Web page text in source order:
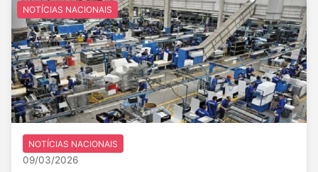
NOTÍCIAS NACIONAIS
NOTÍCIAS NACIONAIS
09/03/2026